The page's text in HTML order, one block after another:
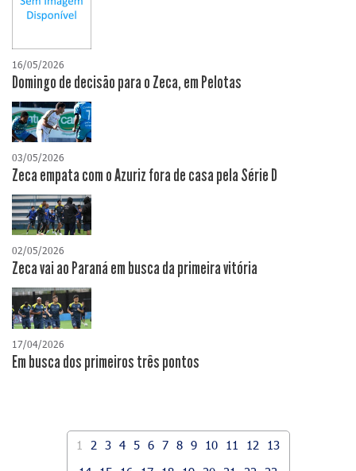
16/05/2026
Domingo de decisão para o Zeca, em Pelotas
03/05/2026
Zeca empata com o Azuriz fora de casa pela Série D
02/05/2026
Zeca vai ao Paraná em busca da primeira vitória
17/04/2026
​Em busca dos primeiros três pontos
1 2 3 4 5 6 7 8 9 10 11 12
13